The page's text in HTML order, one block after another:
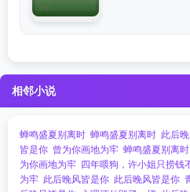
相邻小说
蝉鸣盛夏别离时 蝉鸣盛夏别离时 此后
皆是你 曾为你画地为牢 蝉鸣盛夏别离时
为你画地为牢 四年喂狗，许小姐只捞钱
为牢 此后晚风皆是你 此后晚风皆是你